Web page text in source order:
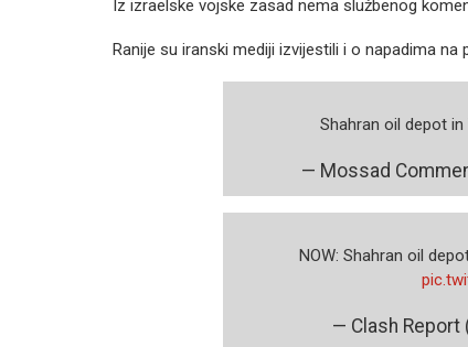
Iz izraelske vojske zasad nema službenog
Ranije su iranski mediji izvijestili i o napadima
Shahran oil depot in
— Mossad
NOW: Shahran oil
— Clash Report